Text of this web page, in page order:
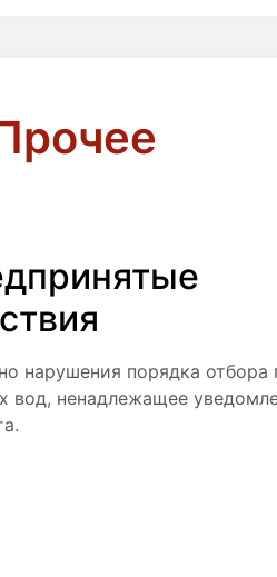
нарушения порядка отбора
вод, ненадлежащее